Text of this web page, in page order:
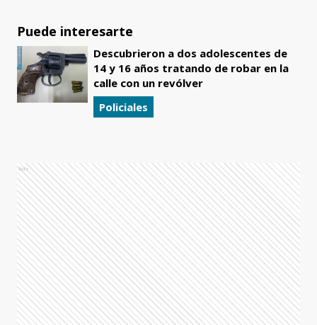
Puede interesarte
Descubrieron a dos adolescentes de
14 y 16 años tratando de robar en la
calle con un revólver
Policiales
Ads